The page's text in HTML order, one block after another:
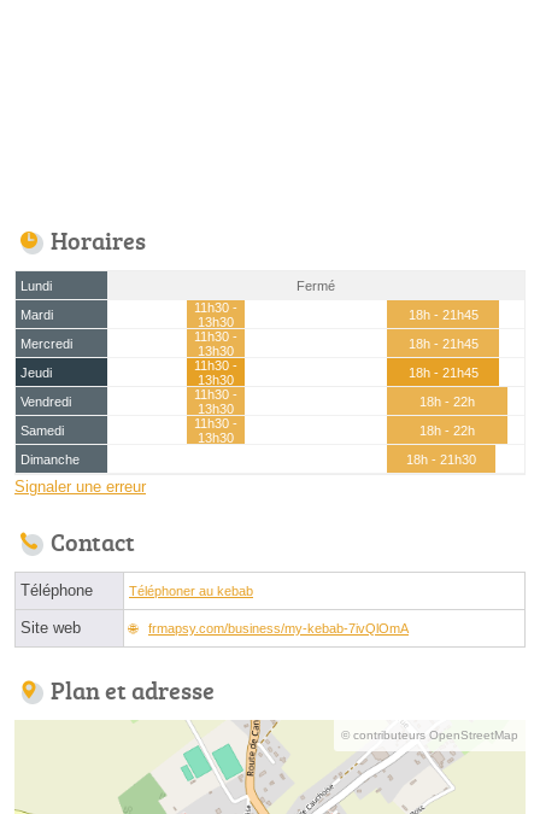
Horaires
Lundi
Fermé
Mardi
11h30 -
13h30
18h - 21h45
Mercredi
11h30 -
13h30
18h - 21h45
Jeudi
11h30 -
13h30
18h - 21h45
Vendredi
11h30 -
13h30
18h - 22h
Samedi
11h30 -
13h30
18h - 22h
Dimanche
18h - 21h30
Signaler une erreur
Contact
Téléphone Téléphoner au kebab
Site web frmapsy.com/business/my-kebab-7ivQlOmA
Plan et adresse
© contributeurs OpenStreetMap